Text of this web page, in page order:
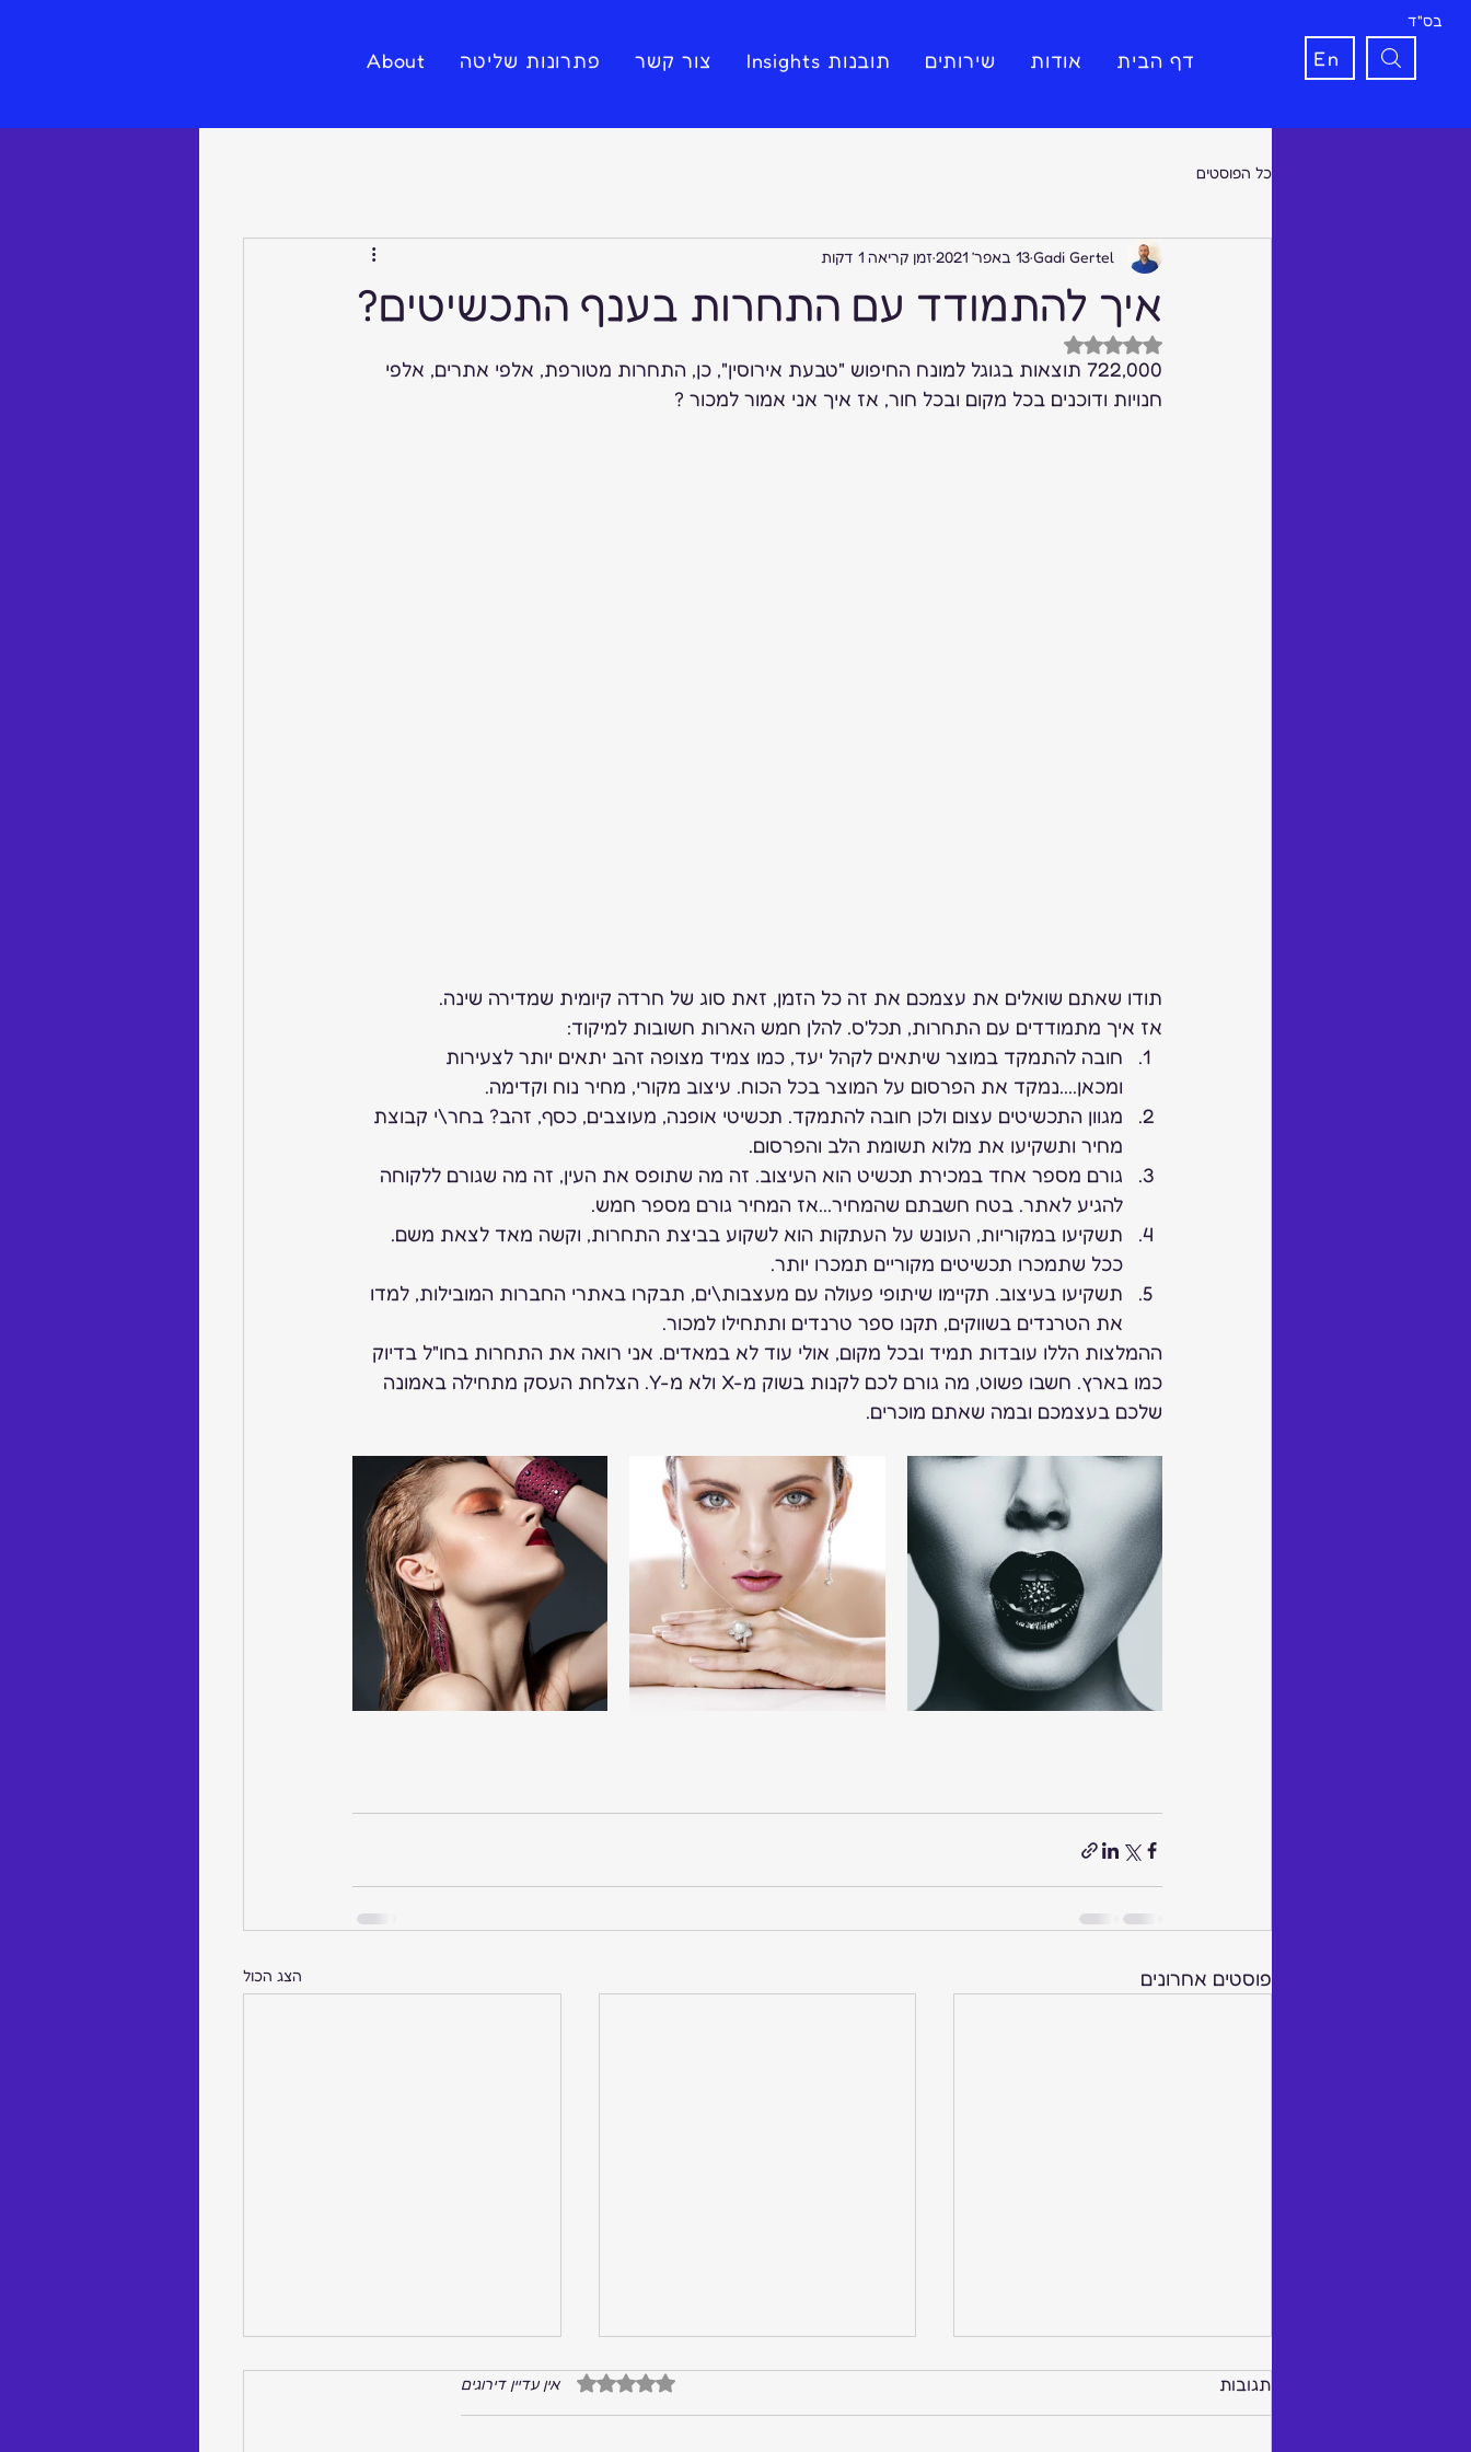
דף הבית אודות שירותים תובנות Insights צור קשר פתרונות שליטה About
בס"ד
En
כל הפוסטים
איך להתמודד עם התחרות בענף התכשיטים?
Gadi Gertel13 באפר׳ 2021 זמן קריאה 1 דקות
דירוג של NaN מתוך 5 כוכבים
722,000 תוצאות בגוגל למונח החיפוש "טבעת אירוסין", כן, התחרות מטורפת, אלפי אתרים, אלפי
חנויות ודוכנים בכל מקום ובכל חור, אז איך אני אמור למכור ?
תודו שאתם שואלים את עצמכם את זה כל הזמן, זאת סוג של חרדה קיומית שמדירה שינה.
אז איך מתמודדים עם התחרות, תכל'ס. להלן חמש הארות חשובות למיקוד:
חובה להתמקד במוצר שיתאים לקהל יעד, כמו צמיד מצופה זהב יתאים יותר לצעירות
ומכאן....נמקד את הפרסום על המוצר בכל הכוח. עיצוב מקורי, מחיר נוח וקדימה.
מגוון התכשיטים עצום ולכן חובה להתמקד. תכשיטי אופנה, מעוצבים, כסף, זהב? בחר\י קבוצת
מחיר ותשקיעו את מלוא תשומת הלב והפרסום.
גורם מספר אחד במכירת תכשיט הוא העיצוב. זה מה שתופס את העין, זה מה שגורם ללקוחה
להגיע לאתר. בטח חשבתם שהמחיר...אז המחיר גורם מספר חמש.
תשקיעו במקוריות, העונש על העתקות הוא לשקוע בביצת התחרות, וקשה מאד לצאת משם.
ככל שתמכרו תכשיטים מקוריים תמכרו יותר.
תשקיעו בעיצוב. תקיימו שיתופי פעולה עם מעצבות\ים, תבקרו באתרי החברות המובילות, למדו
את הטרנדים בשווקים, תקנו ספר טרנדים ותתחילו למכור.
ההמלצות הללו עובדות תמיד ובכל מקום, אולי עוד לא במאדים. אני רואה את התחרות בחו"ל בדיוק
כמו בארץ. חשבו פשוט, מה גורם לכם לקנות בשוק מ-X ולא מ-Y. הצלחת העסק מתחילה באמונה
שלכם בעצמכם ובמה שאתם מוכרים.
פוסטים אחרונים הצג הכול
תגובות דירוג של 0 מתוך 5 כוכבים אין עדיין דירוגים